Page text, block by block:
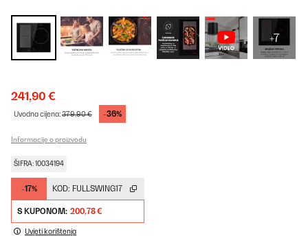
+7
241,90 €
Uvodna cijena:379,90 € -36%
Informacije o proizvodu
ŠIFRA: 10034194
-17% KOD: FULLSWING17
S KUPONOM: 200,78 €
Uvjeti korištenja